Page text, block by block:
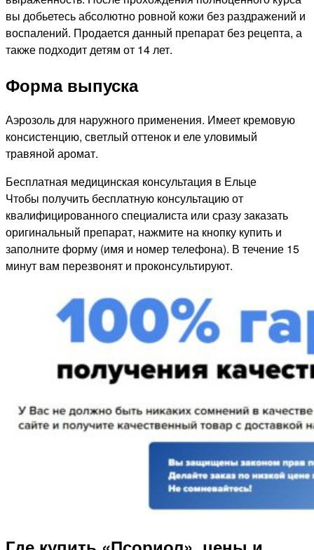
вы добьетесь абсолютно ровной кожи без раздражений и
воспалений. Продается данный препарат без рецепта, а
также подходит детям от 14 лет.
Форма выпуска
Аэрозоль для наружного применения. Имеет кремовую
консистенцию, светлый оттенок и еле уловимый
травяной аромат.
Бесплатная медицинская консультация в Ельце
Чтобы получить бесплатную консультацию от
квалифицированного специалиста или сразу заказать
оригинальный препарат, нажмите на кнопку купить и
заполните форму (имя и номер телефона). В течение 15
минут вам перезвонят и проконсультируют.